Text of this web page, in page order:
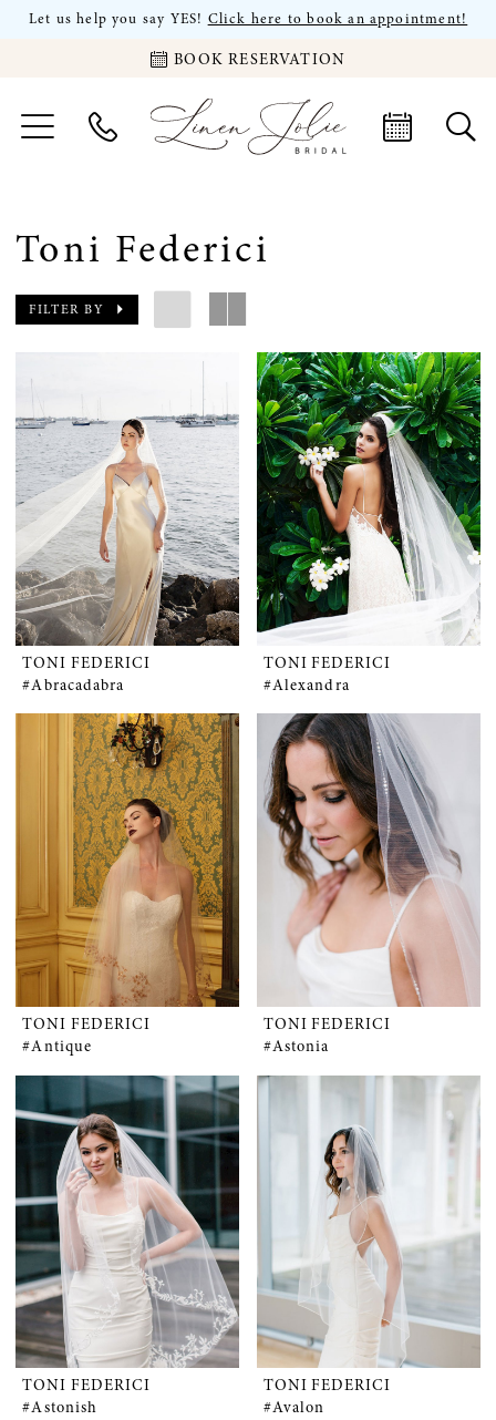
Let us help you say YES! Click here to book an appointment!
BOOK RESERVATION
Toni Federici
FILTER BY
TONI FEDERICI
#Abracadabra
TONI FEDERICI
#Alexandra
TONI FEDERICI
#Antique
TONI FEDERICI
#Astonia
TONI FEDERICI
#Astonish
TONI FEDERICI
#Avalon